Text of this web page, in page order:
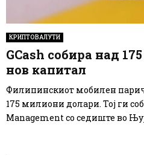
КРИПТОВАЛУТИ
GCash собира над
нов капитал
Филипинскиот мобилен
175 милиони долари. Тој ги
Management со седиште во